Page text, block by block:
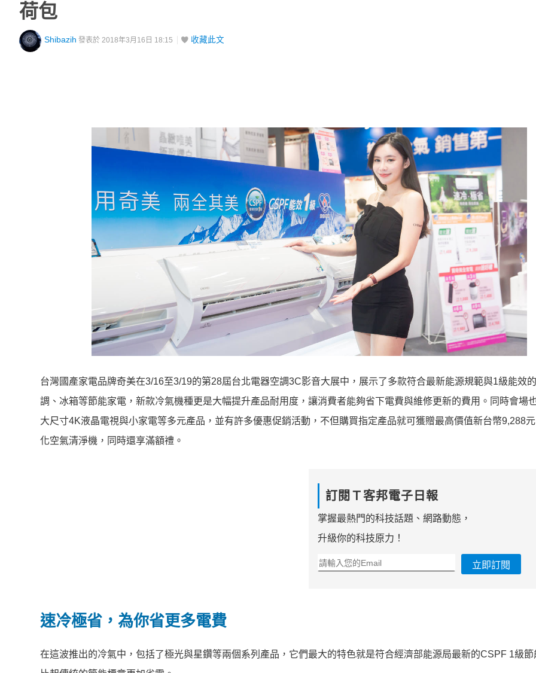
荷包
Shibazih 發表於 2018年3月16日 18:15 收藏此文
台灣國產家電品牌奇美在3/16至3/19的第28屆台北電器空調3C影音大展中，展示了多款符合最新能源規範與1級能效
調、冰箱等節能家電，新款冷氣機種更是大幅提升產品耐用度，讓消費者能夠省下電費與維修更新的費用。同時會場
大尺寸4K液晶電視與小家電等多元產品，並有許多優惠促銷活動，不但購買指定產品就可獲贈最高價值新台幣9,288
化空氣清淨機，同時還享滿額禮。
訂閱Ｔ客邦電子日報
掌握最熱門的科技話題、網路動態，
升級你的科技原力！
立即訂閱
速冷極省，為你省更多電費
在這波推出的冷氣中，包括了極光與星鑽等兩個系列產品，它們最大的特色就是符合經濟部能源局最新的CSPF 1級節